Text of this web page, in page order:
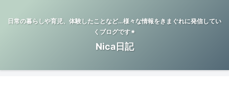
日常の暮らしや育児、体験したことなど…様々な情報をきまぐれに発信してい
くブログです✴︎
Nica日記